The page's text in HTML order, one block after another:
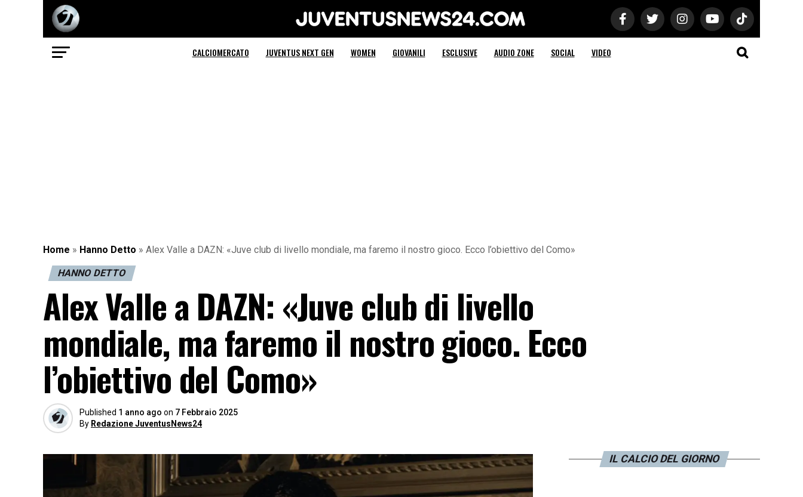
Juventus News 24
CALCIOMERCATO JUVENTUS NEXT GEN WOMEN GIOVANILI ESCLUSIVE AUDIO ZONE SOCIAL VIDEO
Home » Hanno Detto » Alex Valle a DAZN: «Juve club di livello mondiale, ma faremo il nostro gioco. Ecco l’obiettivo del Como»
HANNO DETTO
Alex Valle a DAZN: «Juve club di livello
mondiale, ma faremo il nostro gioco. Ecco
l’obiettivo del Como»
Published 1 anno ago on 7 Febbraio 2025
By Redazione JuventusNews24
IL CALCIO DEL GIORNO